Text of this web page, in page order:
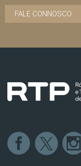
FALE CONNOSCO